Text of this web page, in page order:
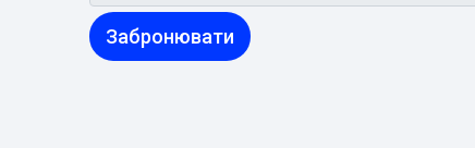
Забронювати